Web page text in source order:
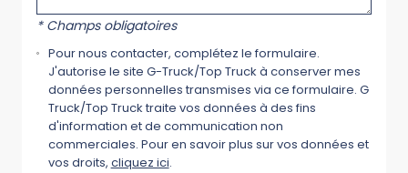
* Champs obligatoires
Pour nous contacter, complétez le formulaire.
J'autorise le site G-Truck/Top Truck à conserver mes
données personnelles transmises via ce formulaire. G
Truck/Top Truck traite vos données à des fins
d'information et de communication non
commerciales. Pour en savoir plus sur vos données et
vos droits, cliquez ici.